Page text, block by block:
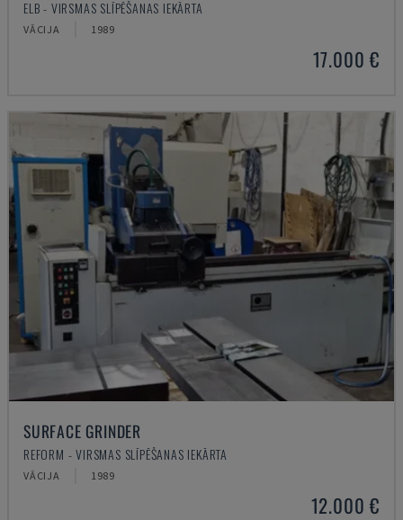
ELB - VIRSMAS SLĪPĒŠANAS IEKĀRTA
VĀCIJA 1989
17.000 €
SURFACE GRINDER
REFORM - VIRSMAS SLĪPĒŠANAS IEKĀRTA
VĀCIJA 1989
12.000 €